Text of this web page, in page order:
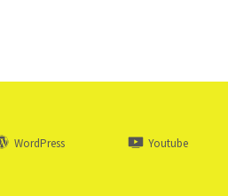
WordPress Youtube